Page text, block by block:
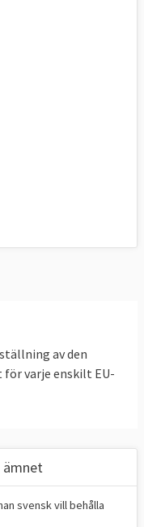
av den
varje enskilt EU-
ämnet
svensk vill behålla